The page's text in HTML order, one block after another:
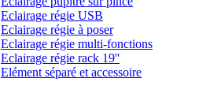
Eclairage régie USB
Eclairage régie à poser
Eclairage régie multi-fonctions
Eclairage régie rack 19''
Elément séparé et accessoire